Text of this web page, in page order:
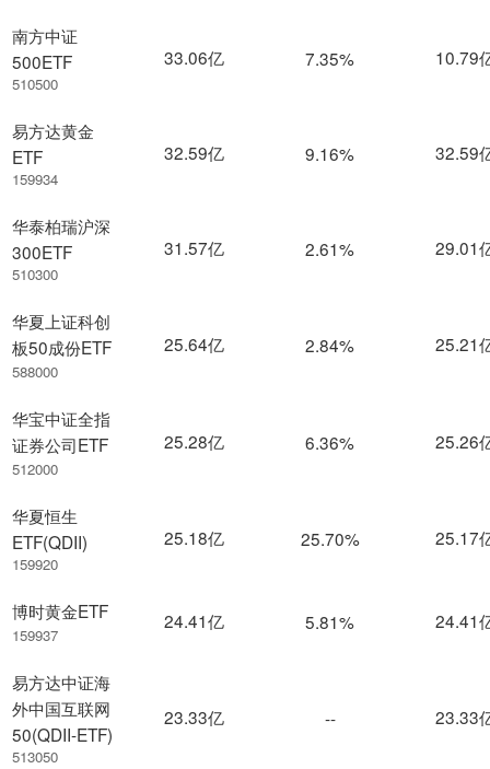
南方中证
500ETF
510500
易方达黄金
ETF
159934
华泰柏瑞沪深
300ETF
510300
华夏上证科创
板50成份ETF
588000
华宝中证全指
证券公司ETF
512000
华夏恒生
ETF(QDII)
159920
博时黄金ETF
159937
易方达中证海
外中国互联网
50(QDII-ETF)
513050
33.06亿 7.35% 10.79
32.59亿 9.16% 32.59
31.57亿 2.61% 29.01
25.64亿 2.84% 25.21
25.28亿 6.36% 25.26
25.18亿 25.70% 25.17
24.41亿 5.81% 24.41
23.33亿 -- 23.33